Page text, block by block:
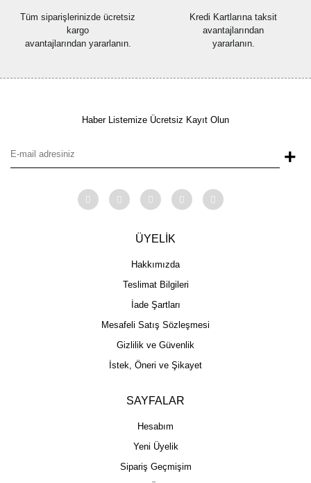
Tüm siparişlerinizde ücretsiz
kargo
avantajlarından yararlanın.
Kredi Kartlarına taksit
avantajlarından
yararlanın.
Haber Listemize Ücretsiz Kayıt Olun
+
ÜYELİK
Hakkımızda
Teslimat Bilgileri
İade Şartları
Mesafeli Satış Sözleşmesi
Gizlilik ve Güvenlik
İstek, Öneri ve Şikayet
SAYFALAR
Hesabım
Yeni Üyelik
Sipariş Geçmişim